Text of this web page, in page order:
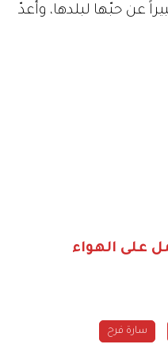
تعبيراً عن حبّها لبلدها، وأعدّ
على الهواء
سارة فرح